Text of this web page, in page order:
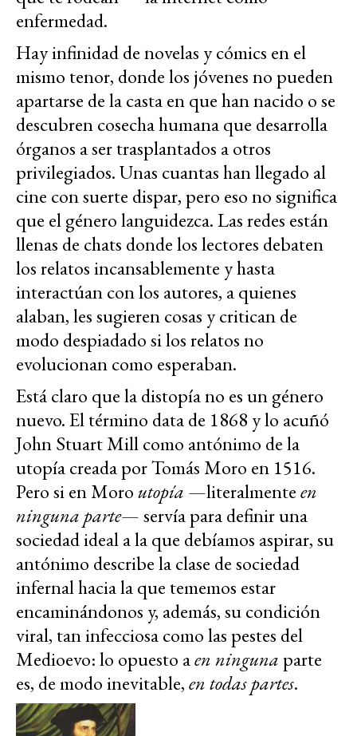
enfermedad.
Hay infinidad de novelas y cómics en el
mismo tenor, donde los jóvenes no pueden
apartarse de la casta en que han nacido o se
descubren cosecha humana que desarrolla
órganos a ser trasplantados a otros
privilegiados. Unas cuantas han llegado al
cine con suerte dispar, pero eso no significa
que el género languidezca. Las redes están
llenas de chats donde los lectores debaten
los relatos incansablemente y hasta
interactúan con los autores, a quienes
alaban, les sugieren cosas y critican de
modo despiadado si los relatos no
evolucionan como esperaban.
Está claro que la distopía no es un género
nuevo. El término data de 1868 y lo acuñó
John Stuart Mill como antónimo de la
utopía creada por Tomás Moro en 1516.
Pero si en Moroutopía —literalmenteen
ninguna parte— servía para definir una
sociedad ideal a la que debíamos aspirar, su
antónimo describe la clase de sociedad
infernal hacia la que tememos estar
encaminándonos y, además, su condición
viral, tan infecciosa como las pestes del
Medioevo: lo opuesto aen ninguna parte
es, de modo inevitable,en todas partes.